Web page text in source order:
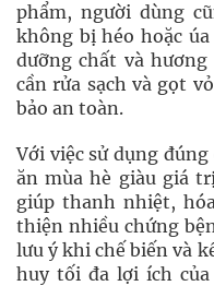
phẩm, người dùng
không bị héo hoặc
dưỡng chất và
cần rửa sạch và gọt
bảo an toàn.
Với việc sử dụng
ăn mùa hè giàu giá
giúp thanh nhiệt,
thiện nhiều chứng
lưu ý khi chế biến và
huy tối đa lợi ích